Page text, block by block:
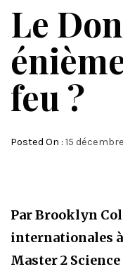
Le
feu ?
Posted On : 15
Par Brooklyn
internationales à
Master 2